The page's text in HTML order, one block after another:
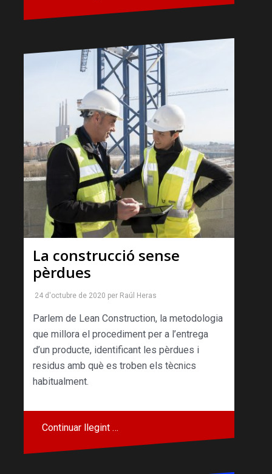
La construcció sense
pèrdues
24 d'octubre de 2020 per Raúl Heras
Parlem de Lean Construction, la metodologia
que millora el procediment per a l’entrega
d’un producte, identificant les pèrdues i
residus amb què es troben els tècnics
habitualment.
Continuar llegint …